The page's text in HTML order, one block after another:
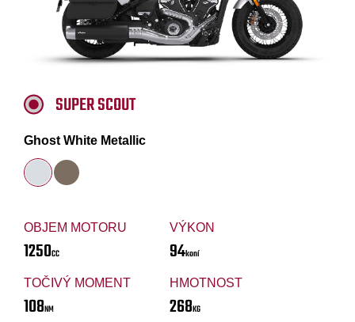
OBJEM MOTORU
1250CC
VÝKON
94koní
TOČIVÝ MOMENT
108NM
HMOTNOST
268KG
SUPER SCOUT
Ghost White Metallic